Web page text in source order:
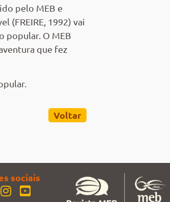
pelo MEB e
(FREIRE, 1992) vai
popular. O MEB
que fez
Voltar
sociais